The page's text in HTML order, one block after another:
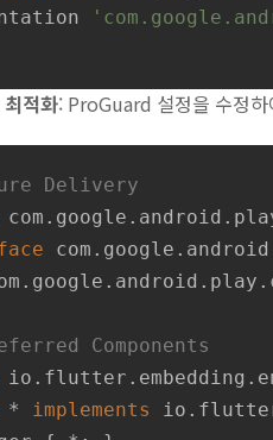
적화: ProGuard 설정을 수정
Delivery
com . google . android .
com . google . android
Components
io . flutter . embedding .
* implements io .